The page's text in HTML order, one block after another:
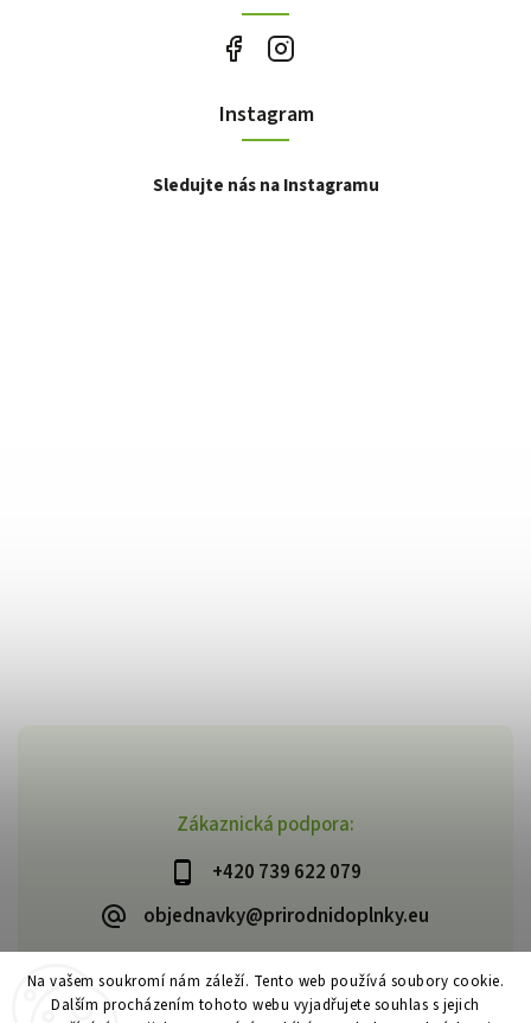
Na vašem soukromí nám záleží. Tento web používá soubory cookie.
Dalším procházením tohoto webu vyjadřujete souhlas s jejich
Zákaznická podpora:
+420 739 622 079
objednavky@prirodnidoplnky.eu
Instagram
Sledujte nás na Instagramu